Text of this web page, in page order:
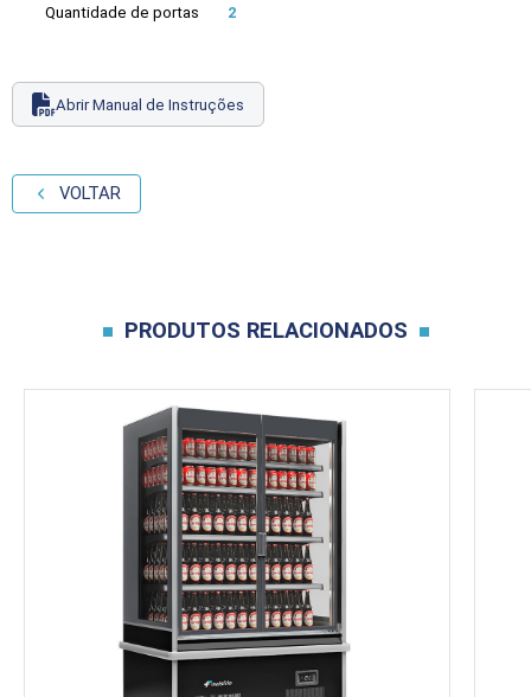
Quantidade de portas 2
Abrir Manual de Instruções
VOLTAR
PRODUTOS RELACIONADOS